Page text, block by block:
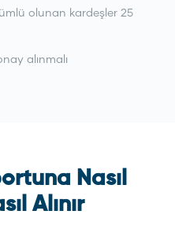
olunan kardeşler 25
alınmalı
Nasıl
Alınır